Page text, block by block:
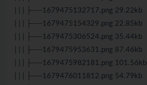
| | | ├──1679475132717.png 29.22kb
| | | ├──1679475154329.png 22.85kb
| | | ├──1679475306524.png 35.44kb
| | | ├──1679475953631.png 87.46kb
| | | ├──1679475982181.png 101.56kb
| | | ├──1679476011812.png 54.79kb